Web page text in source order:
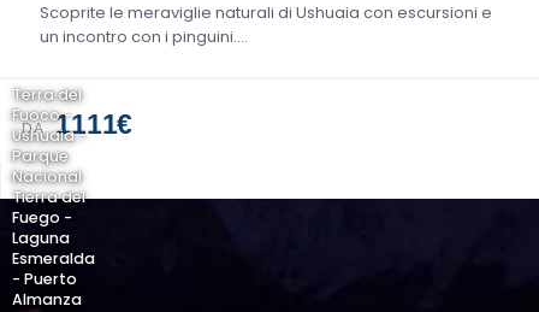
Scoprite le meraviglie naturali di Ushuaia con escursioni e
un incontro con i pinguini....
DA 1111€
Terra del
Fuoco -
Ushuaia -
Parque
Nacional
Tierra del
Fuego -
Laguna
Esmeralda
- Puerto
Almanza